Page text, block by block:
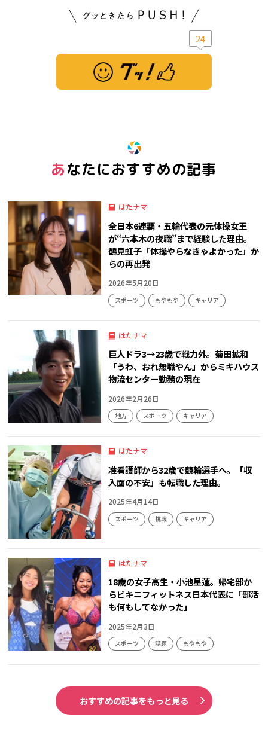
24
あなたにおすすめの記事
はたナマ
全日本6連覇・五輪代表の元体操女王
が“六本木の夜職”まで経験した理由。
鶴見虹子「体操やらなきゃよかった」か
らの再出発
2026年5月20日
スポーツ もやもや キャリア
はたナマ
巨人ドラ3→23歳で戦力外。菊田拡和
「うわ、おれ無職やん」からミキハウス
物流センター勤務の現在
2026年2月26日
地方 スポーツ キャリア
はたナマ
准看護師から32歳で競輪選手へ。「収
入面の不安」も転職した理由。
2025年4月14日
スポーツ 挑戦 キャリア
はたナマ
18歳の女子高生・小池星蓮。帰宅部か
らビキニフィットネス日本代表に「部活
も何もしてなかった」
2025年2月3日
スポーツ 話題 もやもや
おすすめの記事をもっと見る